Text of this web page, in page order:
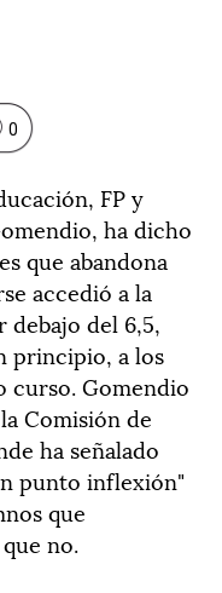
0
FP y
ha dicho
que abandona
accedió a la
del 6,5,
principio, a los
curso. Gomendio
Comisión de
ha señalado
punto inflexión"
que
no.